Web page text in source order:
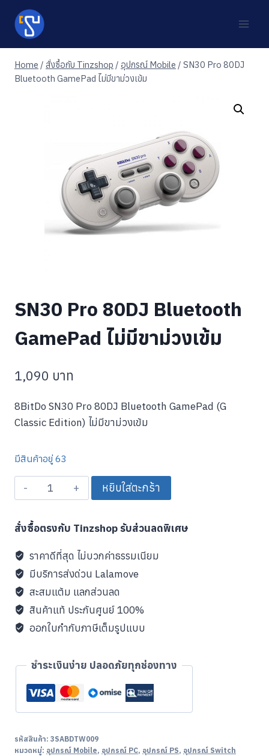
content
Home / สั่งซื้อกับ Tinzshop / อุปกรณ์ Mobile / SN30 Pro 80DJ
Bluetooth GamePad ไม่มีขาม่วงเข้ม
SN30 Pro 80DJ Bluetooth
GamePad ไม่มีขาม่วงเข้ม
1,090 บาท
8BitDo SN30 Pro 80DJ Bluetooth GamePad (G
Classic Edition) ไม่มีขาม่วงเข้ม
มีสินค้าอยู่ 63
จำนวน
SN30
80DJ
Bluetooth
GamePad
ไม่มี
ขา
ม่วง
เข้ม
หยิบใส่ตะกร้า
สั่งซื้อตรงกับ Tinzshop รับส่วนลดพิเศษ
ราคาดีที่สุด ไม่บวกค่าธรรมเนียม
มีบริการส่งด่วน Lalamove
สะสมแต้ม แลกส่วนลด
สินค้าแท้ ประกันศูนย์ 100%
ออกใบกำกับภาษีเต็มรูปแบบ
ชำระเงินง่าย ปลอดภัยทุกช่องทาง
รหัสสินค้า: 3SABDTW009
หมวดหมู่: อุปกรณ์ Mobile, อุปกรณ์ PC, อุปกรณ์ PS, อุปกรณ์ Switch